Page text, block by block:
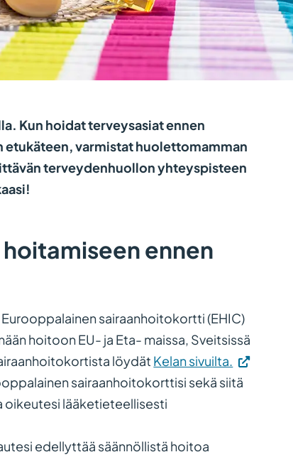
Kun hoidat terveysasiat ennen
varmistat huolettomamman
terveydenhuollon yhteyspisteen
ennen
Eurooppalainen sairaanhoitokortti (EHIC)
hoitoon EU- ja Eta- maissa, Sveitsissä
löydät Kelan sivuilta. (Vieraile
ulkoisella
sairaanhoitokorttisi sekä siitä
lääketieteellisesti
edellyttää säännöllistä hoitoa